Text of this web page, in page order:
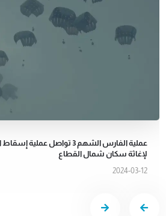
عملية الفارس الشهم 3 تواصل
لإغاثة سكان شمال القطاع
2024-03-12